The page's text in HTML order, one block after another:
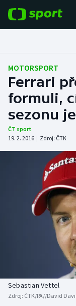
Fotbal
Hokej
Tenis
Atletika
Cyklistika
DALŠÍ SPORTY
Americký fotbal
Baseball a
Biatlon
NEPŘEHLÉDNĚTE
Historické
Aplikace ČT sport
MOTORSPORT
Ferrari
formuli,
sezonu
ČT sport
19. 2. 2016 | Zdroj: ČTK
Sebastian Vettel
Zdroj: ČTK/PA//David